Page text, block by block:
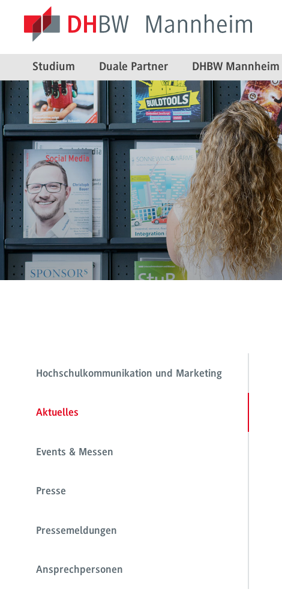
Studium Duale Partner DHBW Mannheim
Hochschulkommunikation und Marketing
Aktuelles
Events & Messen
Presse
Pressemeldungen
Ansprechpersonen